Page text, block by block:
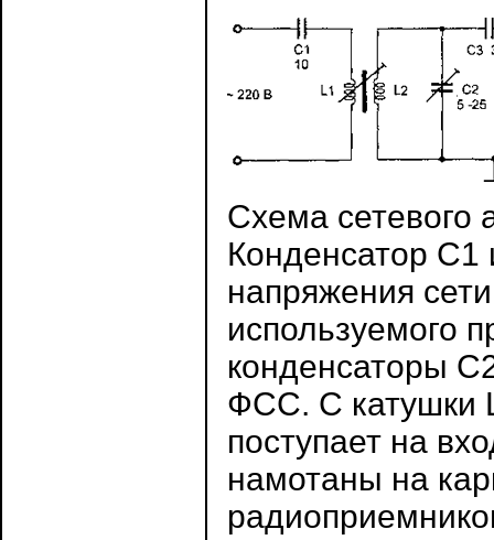
Схема сетевого
Конденсатор С1
напряжения
используемого
конденсаторы
ФСС. С катушки
поступает на
намотаны на